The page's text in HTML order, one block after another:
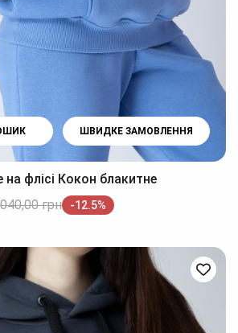
ШВИДКЕ ЗАМОВЛЕННЯ
на флісі Кокон блакитне
грн -12.5%